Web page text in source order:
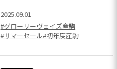
2025.09.01
#グローリーヴェイズ産駒
#サマーセール#初年度産駒